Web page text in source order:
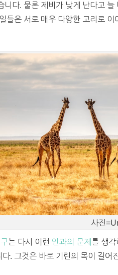
니다. 물론 제비가 낮게 난다고
들은 서로 매우 다양한 고리로
사진
는 다시 이런 인과의 문제 를 생
. 그것은 바로 기린의 목이 길어